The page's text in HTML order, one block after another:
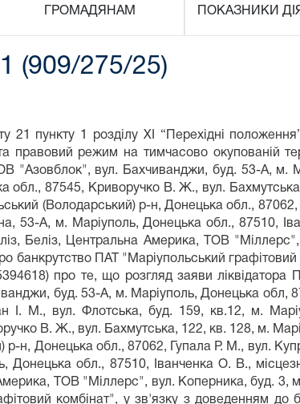
ГРОМАДЯНАМ ПОКАЗНИКИ
(909/275/25)
21 пункту 1 розділу XI “Перехідні
режим на тимчасово окупованій
"Азовблок", вул. Бахчиванджи, буд. 53-А,
обл., 87545, Криворучко В. Ж., вул.
(Володарський) р-н, Донецька обл.,
53-А, м. Маріуполь, Донецька обл., 87510,
Беліз, Центральна Америка, ТОВ
банкрутство ПАТ "Маріупольський
про те, що розгляд заяви ліквідатора
буд. 53-А, м. Маріуполь, Донецька
І. М., вул. Флотська, буд. 159, кв.12, м.
В. Ж., вул. Бахмутська, 122, кв. 128, м.
н, Донецька обл., 87062, Гупала Р. М., вул.
обл., 87510, Іванченка О. В.,
ТОВ "Міллерс", вул. Коперника, буд. 3,
комбінат", у зв'язку з доведенням